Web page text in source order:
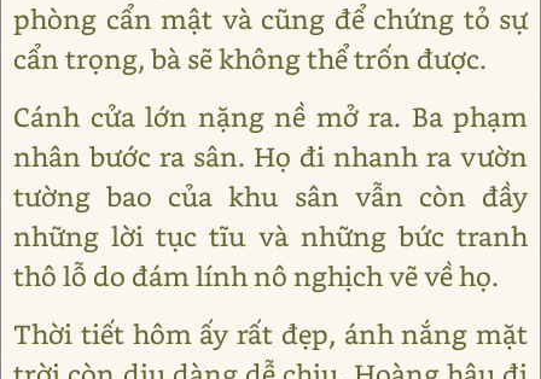
phòng cẩn mật và cũng để chứng tỏ sự
cẩn trọng, bà sẽ không thể trốn được.
Cánh cửa lớn nặng nề mở ra. Ba phạm
nhân bước ra sân. Họ đi nhanh ra vườn
tường bao của khu sân vẫn còn đầy
những lời tục tĩu và những bức tranh
thô lỗ do đám lính nô nghịch vẽ về họ.
Thời tiết hôm ấy rất đẹp, ánh nắng mặt